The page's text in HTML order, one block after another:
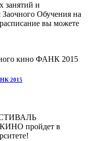
занятий и
Обучения на
вы можете
2015
пройдет в